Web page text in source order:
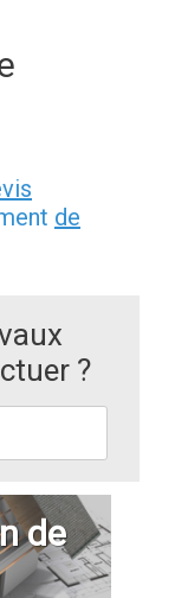
de
?
de